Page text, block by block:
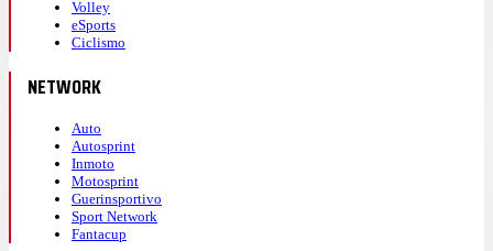
Volley
eSports
Ciclismo
NETWORK
Auto
Autosprint
Inmoto
Motosprint
Guerinsportivo
Sport Network
Fantacup